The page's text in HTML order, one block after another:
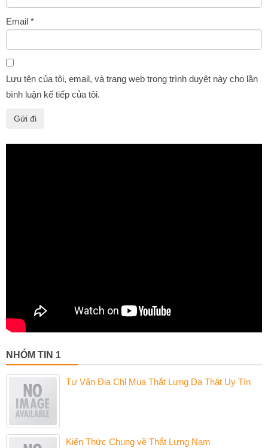
Email *
Lưu tên của tôi, email, và trang web trong trình duyệt này cho lần
bình luận kế tiếp của tôi.
NHÓM TIN 1
Tư Vấn Địa Chỉ Mua Thắt Lưng Da Thật Uy Tín
Kiến Thức Chung về Thắt Lưng Nam